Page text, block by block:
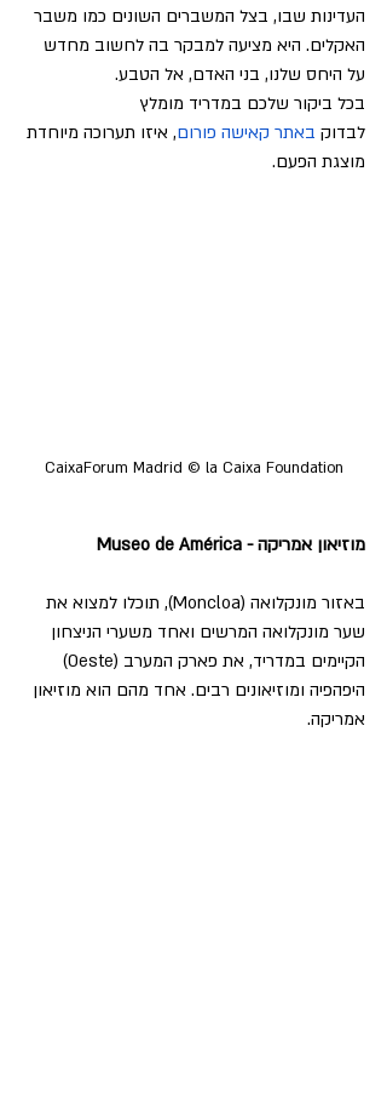
העדינות שבו, בצל המשברים השונים כמו משבר
האקלים. היא מציעה למבקר בה לחשוב מחדש
על היחס שלנו, בני האדם, אל הטבע.
בכל ביקור שלכם במדריד מומלץ
לבדוק באתר קאישה פורום, איזו תערוכה מיוחדת
מוצגת הפעם.
CaixaForum Madrid © la Caixa Foundation
מוזיאון אמריקה - Museo de América
באזור מונקלואה (Moncloa), תוכלו למצוא את
שער מונקלואה המרשים ואחד משערי הניצחון
הקיימים במדריד, את פארק המערב (Oeste)
היפהפיה ומוזיאונים רבים. אחד מהם הוא מוזיאון
אמריקה.